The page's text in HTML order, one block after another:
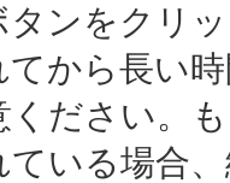
タンをクリ
から長い
ださい。
いる場合